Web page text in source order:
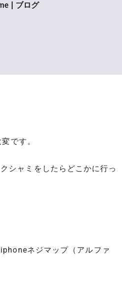
ブログ
です。
シャミをしたらどこかに行っ
ネジマップ（アルファ